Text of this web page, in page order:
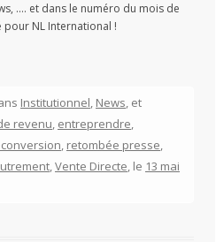
…. et dans le numéro du mois de
NL International !
Institutionnel, News, et
revenu, entreprendre,
, retombée presse,
,Vente Directe, le 13 mai